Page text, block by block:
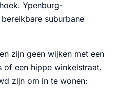
Ypenburg-
suburbane
zijn geen wijken met een
of een hippe winkelstraat.
zijn om in te wonen: